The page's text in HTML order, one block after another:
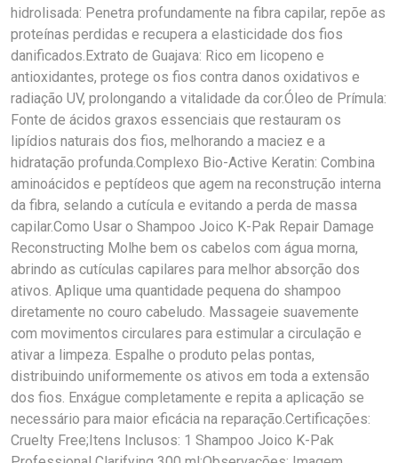
hidrolisada: Penetra profundamente na fibra capilar, repõe as
proteínas perdidas e recupera a elasticidade dos fios
danificados.Extrato de Guajava: Rico em licopeno e
antioxidantes, protege os fios contra danos oxidativos e
radiação UV, prolongando a vitalidade da cor.Óleo de Prímula:
Fonte de ácidos graxos essenciais que restauram os
lipídios naturais dos fios, melhorando a maciez e a
hidratação profunda.Complexo Bio-Active Keratin: Combina
aminoácidos e peptídeos que agem na reconstrução interna
da fibra, selando a cutícula e evitando a perda de massa
capilar.Como Usar o Shampoo Joico K-Pak Repair Damage
Reconstructing Molhe bem os cabelos com água morna,
abrindo as cutículas capilares para melhor absorção dos
ativos. Aplique uma quantidade pequena do shampoo
diretamente no couro cabeludo. Massageie suavemente
com movimentos circulares para estimular a circulação e
ativar a limpeza. Espalhe o produto pelas pontas,
distribuindo uniformemente os ativos em toda a extensão
dos fios. Enxágue completamente e repita a aplicação se
necessário para maior eficácia na reparação.Certificações:
Cruelty Free;Itens Inclusos: 1 Shampoo Joico K-Pak